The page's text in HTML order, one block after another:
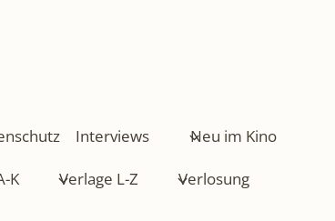
Interviews Neu im Kino
K Verlage L-Z Verlosung